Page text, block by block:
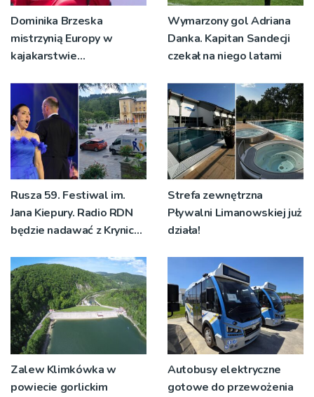
Dominika Brzeska
mistrzynią Europy w
kajakarstwie
Wymarzony gol Adriana
Danka. Kapitan Sandecji
czekał na niego latami
Rusza 59. Festiwal im.
Jana Kiepury. Radio RDN
będzie nadawać z Krynicy-
Strefa zewnętrzna
Pływalni Limanowskiej już
działa!
Zalew Klimkówka w
powiecie gorlickim
Autobusy elektryczne
gotowe do przewożenia